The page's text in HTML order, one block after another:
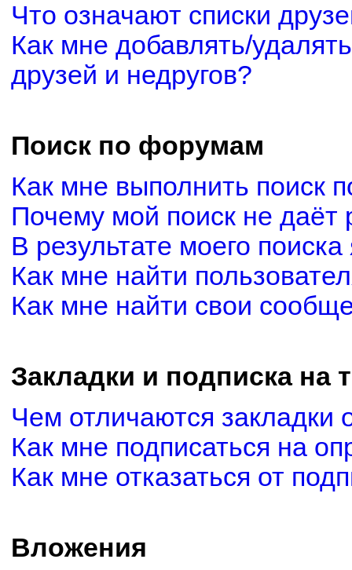
Что означают списки
Как мне добавлять/
друзей и недругов?
Поиск по форумам
Как мне выполнить поиск
Почему мой поиск не даёт
В результате моего
Как мне найти
Как мне найти свои
Закладки и подписка на
Чем отличаются закладки
Как мне подписаться на
Как мне отказаться от
Вложения